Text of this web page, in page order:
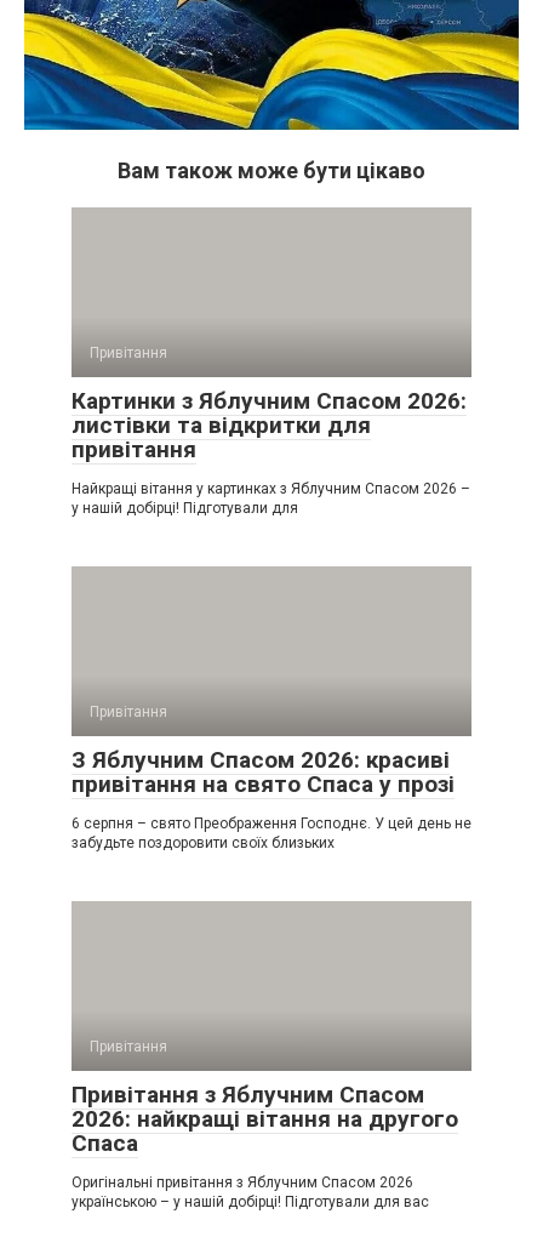
Вам також може бути цікаво
Привітання
Картинки з Яблучним Спасом 2026:
листівки та відкритки для
привітання
Найкращі вітання у картинках з Яблучним Спасом 2026 –
у нашій добірці! Підготували для
Привітання
З Яблучним Спасом 2026: красиві
привітання на свято Спаса у прозі
6 серпня – свято Преображення Господнє. У цей день не
забудьте поздоровити своїх близьких
Привітання
Привітання з Яблучним Спасом
2026: найкращі вітання на другого
Спаса
Оригінальні привітання з Яблучним Спасом 2026
українською – у нашій добірці! Підготували для вас